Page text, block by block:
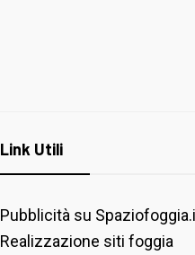
Link Utili
Pubblicità su
Realizzazione siti foggia